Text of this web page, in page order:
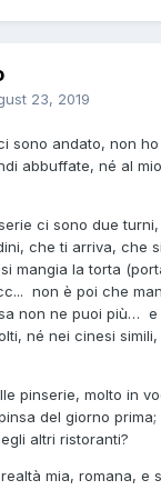
23, 2019
sono andato, non
abbuffate, né al
ci sono due
che ti arriva, che
mangia la torta
non è poi che
non ne puoi più… e
né nei cinesi
pinserie, molto in
del giorno
altri ristoranti?
mia, romana, e